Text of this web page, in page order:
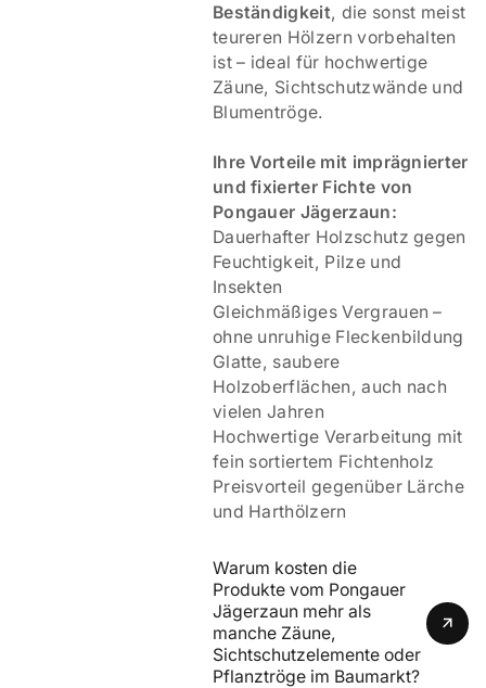
Beständigkeit, die sonst meist
teureren Hölzern vorbehalten
ist – ideal für hochwertige
Zäune, Sichtschutzwände und
Blumentröge.
Ihre Vorteile mit imprägnierter
und fixierter Fichte von
Pongauer Jägerzaun:
Dauerhafter Holzschutz gegen
Feuchtigkeit, Pilze und
Insekten
Gleichmäßiges Vergrauen –
ohne unruhige Fleckenbildung
Glatte, saubere
Holzoberflächen, auch nach
vielen Jahren
Hochwertige Verarbeitung mit
fein sortiertem Fichtenholz
Preisvorteil gegenüber Lärche
und Harthölzern
Warum kosten die
Produkte vom Pongauer
Jägerzaun mehr als
manche Zäune,
Sichtschutzelemente oder
Pflanztröge im Baumarkt?